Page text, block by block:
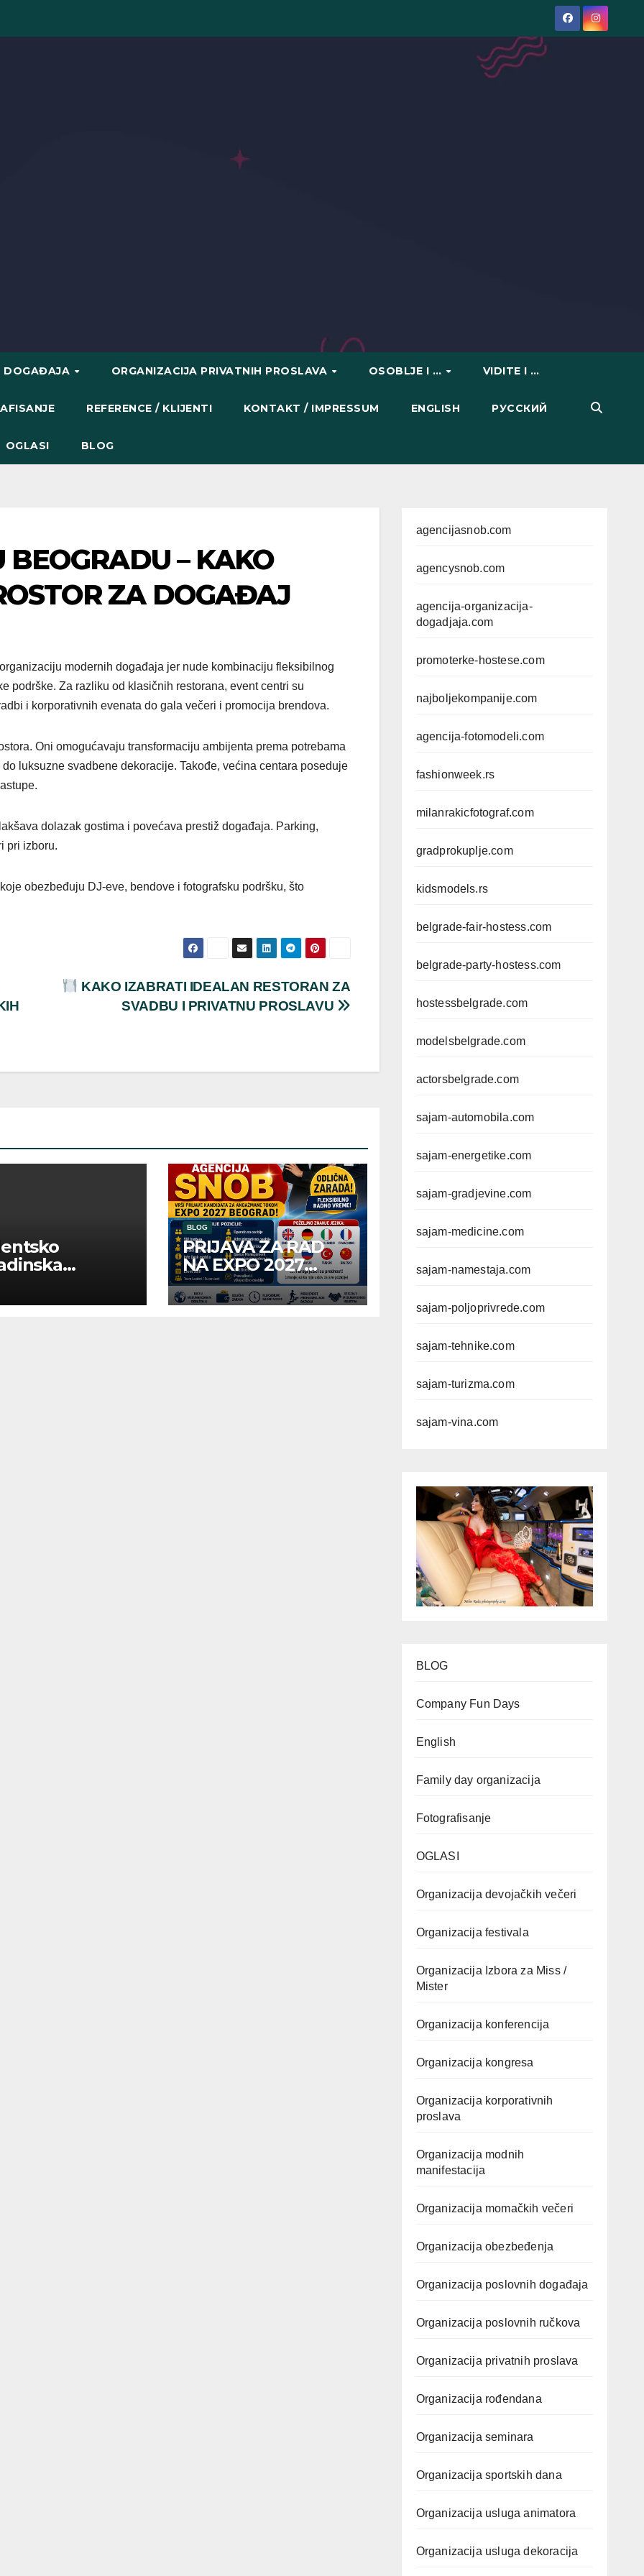
DOGAĐAJA ORGANIZACIJA PRIVATNIH PROSLAVA OSOBLJE I … VIDITE I …
REFERENCE / KLIJENTI KONTAKT / IMPRESSUM ENGLISH РУССКИЙ
OGLASI BLOG
BEOGRADU – KAKO
ZA DOGAĐAJ
modernih događaja jer nude kombinaciju fleksibilnog
podrške. Za razliku od klasičnih restorana, event centri su
i korporativnih evenata do gala večeri i promocija brendova.
Oni omogućavaju transformaciju ambijenta prema potrebama
luksuzne svadbene dekoracije. Takođe, većina centara poseduje
dolazak gostima i povećava prestiž događaja. Parking,
pri izboru.
obezbeđuju DJ-eve, bendove i fotografsku podršku, što
KAKO IZABRATI IDEALAN RESTORAN ZA
SVADBU I PRIVATNU PROSLAVU
BLOG
PRIJAVA ZA RAD
NA EXPO 2027
BELGRADE
agencijasnob.com
agencysnob.com
agencija-organizacija-
dogadjaja.com
promoterke-hostese.com
najboljekompanije.com
agencija-fotomodeli.com
fashionweek.rs
milanrakicfotograf.com
gradprokuplje.com
kidsmodels.rs
belgrade-fair-hostess.com
belgrade-party-hostess.com
hostessbelgrade.com
modelsbelgrade.com
actorsbelgrade.com
sajam-automobila.com
sajam-energetike.com
sajam-gradjevine.com
sajam-medicine.com
sajam-namestaja.com
sajam-poljoprivrede.com
sajam-tehnike.com
sajam-turizma.com
sajam-vina.com
BLOG
Company Fun Days
English
Family day organizacija
Fotografisanje
OGLASI
Organizacija devojačkih večeri
Organizacija festivala
Organizacija Izbora za Miss /
Mister
Organizacija konferencija
Organizacija kongresa
Organizacija korporativnih
proslava
Organizacija modnih
manifestacija
Organizacija momačkih večeri
Organizacija obezbeđenja
Organizacija poslovnih događaja
Organizacija poslovnih ručkova
Organizacija privatnih proslava
Organizacija rođendana
Organizacija seminara
Organizacija sportskih dana
Organizacija usluga animatora
Organizacija usluga dekoracija